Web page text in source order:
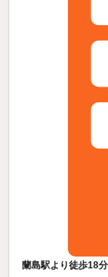
蘭島駅より徒歩18